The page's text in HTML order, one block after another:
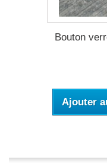
Bouton
Ajouter